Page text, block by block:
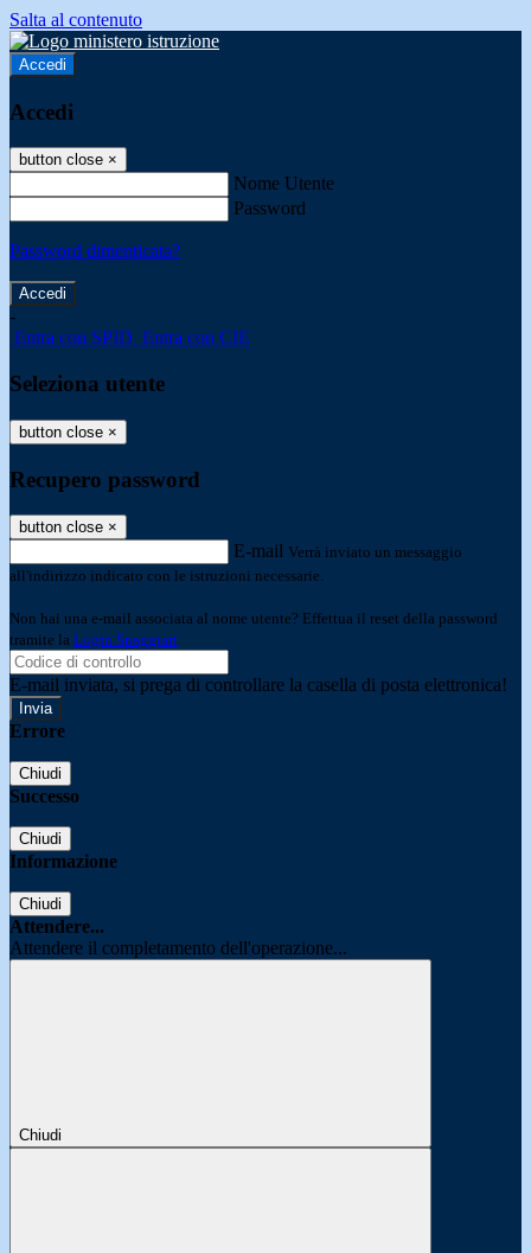
Salta al contenuto
Accedi
Accedi
button close ×
Nome Utente
Password
Password dimenticata?
-
Entra con SPID Entra con CIE
Seleziona utente
button close ×
Recupero password
button close ×
E-mail Verrà inviato un messaggio
all'indirizzo indicato con le istruzioni necessarie.
Non hai una e-mail associata al nome utente? Effettua il reset della password
tramite la Login Spaggiari
E-mail inviata, si prega di controllare la casella di posta elettronica!
Errore
Chiudi
Successo
Chiudi
Informazione
Chiudi
Attendere...
Attendere il completamento dell'operazione...
Chiudi